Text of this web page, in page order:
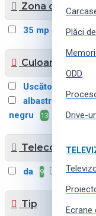
Plăci
ODD
Drive-
Ecrane
Zona deservita
35 mp
Culoarea
Uscător de aer
albastru 1
negru 13
Telecomandă
da 9 nu 6
Tip